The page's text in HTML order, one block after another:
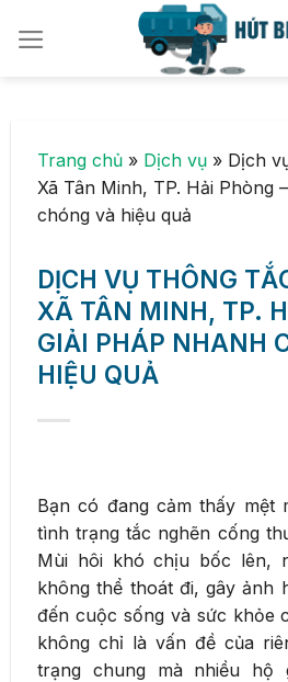
Trang chủ » Dịch vụ » Dịch
Xã Tân Minh, TP. Hải Phòng
chóng và hiệu quả
DỊCH VỤ THÔNG
XÃ TÂN MINH, TP.
GIẢI PHÁP NHANH
HIỆU QUẢ
Bạn có đang cảm thấy mệt
tình trạng tắc nghẽn cống
Mùi hôi khó chịu bốc lên,
không thể thoát đi, gây ảnh
đến cuộc sống và sức khỏe
không chỉ là vấn đề của
trạng chung mà nhiều hộ